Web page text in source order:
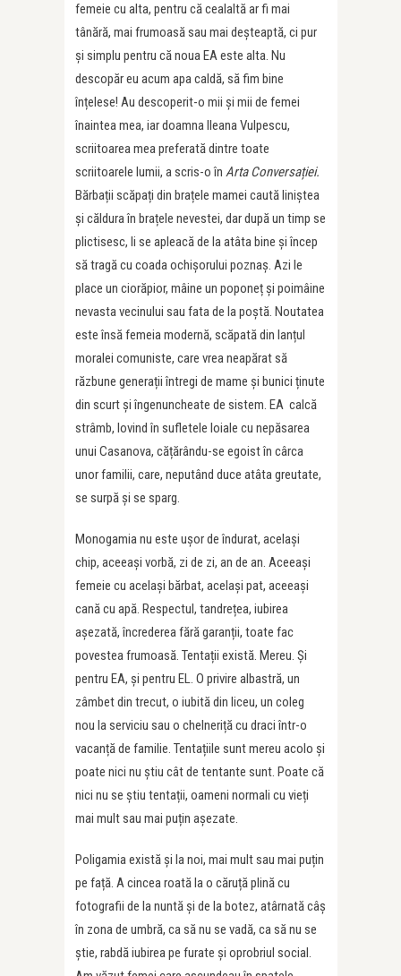
femeie cu alta, pentru că cealaltă ar fi mai
tânără, mai frumoasă sau mai deșteaptă, ci pur
și simplu pentru că noua EA este alta. Nu
descopăr eu acum apa caldă, să fim bine
înțelese! Au descoperit-o mii și mii de femei
înaintea mea, iar doamna Ileana Vulpescu,
scriitoarea mea preferată dintre toate
scriitoarele lumii, a scris-o în Arta Conversației.
Bărbații scăpați din brațele mamei caută liniștea
și căldura în brațele nevestei, dar după un timp se
plictisesc, li se apleacă de la atâta bine și încep
să tragă cu coada ochișorului poznaș. Azi le
place un ciorăpior, mâine un poponeț și poimâine
nevasta vecinului sau fata de la poștă. Noutatea
este însă femeia modernă, scăpată din lanțul
moralei comuniste, care vrea neapărat să
răzbune generații întregi de mame și bunici ținute
din scurt și îngenuncheate de sistem. EA calcă
strâmb, lovind în sufletele loiale cu nepăsarea
unui Casanova, cățărându-se egoist în cârca
unor familii, care, neputând duce atâta greutate,
se surpă și se sparg.
Monogamia nu este ușor de îndurat, același
chip, aceeași vorbă, zi de zi, an de an. Aceeași
femeie cu același bărbat, același pat, aceeași
cană cu apă. Respectul, tandrețea, iubirea
așezată, încrederea fără garanții, toate fac
povestea frumoasă. Tentații există. Mereu. Și
pentru EA, și pentru EL. O privire albastră, un
zâmbet din trecut, o iubită din liceu, un coleg
nou la serviciu sau o chelneriță cu draci într-o
vacanță de familie. Tentațiile sunt mereu acolo și
poate nici nu știu cât de tentante sunt. Poate că
nici nu se știu tentații, oameni normali cu vieți
mai mult sau mai puțin așezate.
Poligamia există și la noi, mai mult sau mai puțin
pe față. A cincea roată la o căruță plină cu
fotografii de la nuntă și de la botez, atârnată câș
în zona de umbră, ca să nu se vadă, ca să nu se
știe, rabdă iubirea pe furate și oprobriul social.